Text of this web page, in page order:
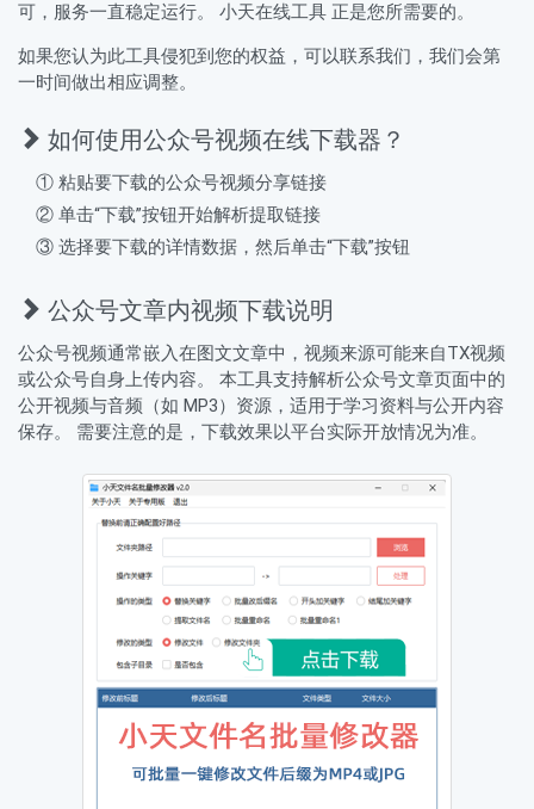
可，服务一直稳定运行。 小天在线工具 正是您所需要的。
如果您认为此工具侵犯到您的权益，可以联系我们，我们会第
一时间做出相应调整。
如何使用公众号视频在线下载器？
① 粘贴要下载的公众号视频分享链接
② 单击“下载”按钮开始解析提取链接
③ 选择要下载的详情数据，然后单击“下载”按钮
公众号文章内视频下载说明
公众号视频通常嵌入在图文文章中，视频来源可能来自TX视频
或公众号自身上传内容。 本工具支持解析公众号文章页面中的
公开视频与音频（如 MP3）资源，适用于学习资料与公开内容
保存。 需要注意的是，下载效果以平台实际开放情况为准。